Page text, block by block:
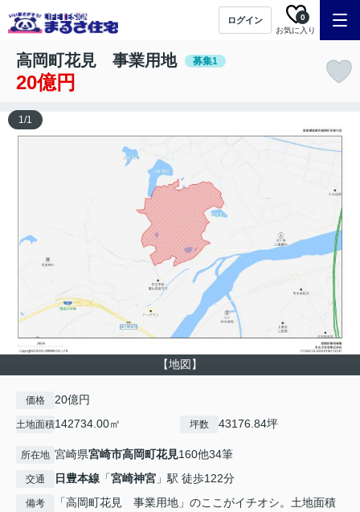
ログイン
お気に入り
0
高岡町花見 事業用地 募集1
20億円
【地図】
1/1
価格 20億円
土地面積142734.00㎡ 坪数 43176.84坪
所在地 宮崎県宮崎市高岡町花見160他34筆
交通 日豊本線 「宮崎神宮 」駅 徒歩122分
備考
「高岡町花見 事業用地」のここがイチオシ。土地面積